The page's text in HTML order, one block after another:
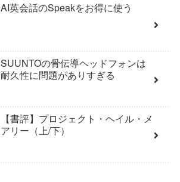
AI英会話のSpeakをお得に使う
SUUNTOの骨伝導ヘッドフォンは
耐久性に問題がありすぎる
【書評】プロジェクト・ヘイル・メ
アリー（上/下）